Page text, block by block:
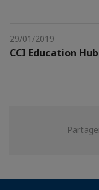
29/01/2019
CCI Education Hub